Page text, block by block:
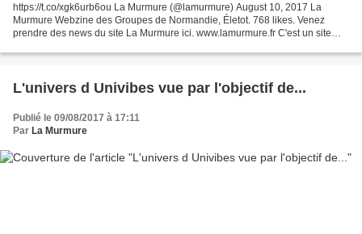
https://t.co/xgk6urb6ou La Murmure (@lamurmure) August 10, 2017 La
Murmure Webzine des Groupes de Normandie, Életot. 768 likes. Venez
prendre des news du site La Murmure ici. www.lamurmure.fr C'est un site
L'univers d Univibes vue par l'objectif de...
Publié le 09/08/2017 à 17:11
Par La Murmure